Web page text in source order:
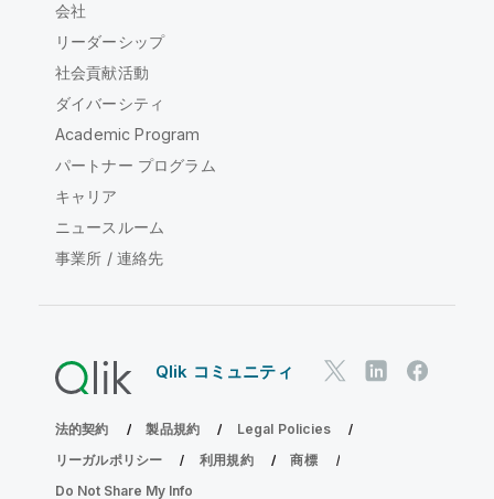
会社
リーダーシップ
社会貢献活動
ダイバーシティ
Academic Program
パートナー プログラム
キャリア
ニュースルーム
事業所 / 連絡先
Qlik コミュニティ
法的契約 製品規約
Legal Policies
リーガルポリシー
利用規約
商標
Do Not Share My Info